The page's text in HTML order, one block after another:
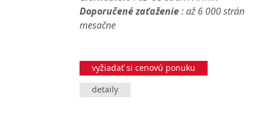
Doporučené zaťaženie: až 6 000 strán
mesačne
vyžiadať si cenovú ponuku
detaily